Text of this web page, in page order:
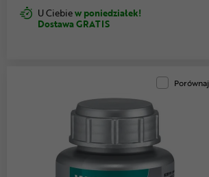
U Ciebiew poniedziałek!
Dostawa GRATIS
Porównaj